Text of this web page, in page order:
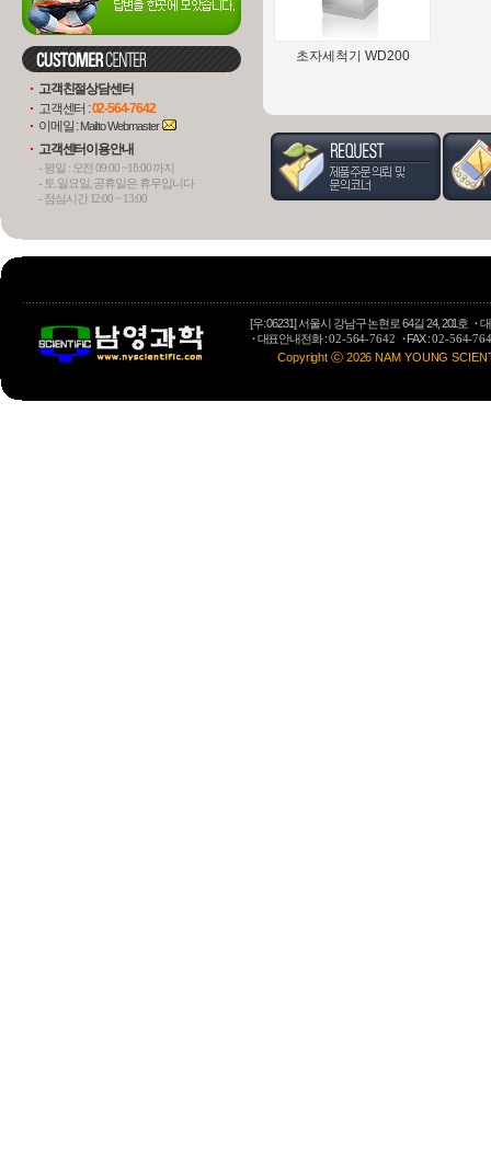
고객친절상담센터
고객센터 :02-564-7642
이메일 :Mail to Webmaster
고객센터이용안내
- 평일 : 오전 09:00 ~18:00 까지
- 토.일요일, 공휴일은 휴무입니다
- 점심시간 12:00 ~ 13:00
초자세척기 WD200
[우: 06231] 서울시 강남구 논현로 64길 24, 201호·
·대표안내전화 :02-564-7642 ·FAX :02-564-
Copyright ⓒ 2026 NAM YOUNG